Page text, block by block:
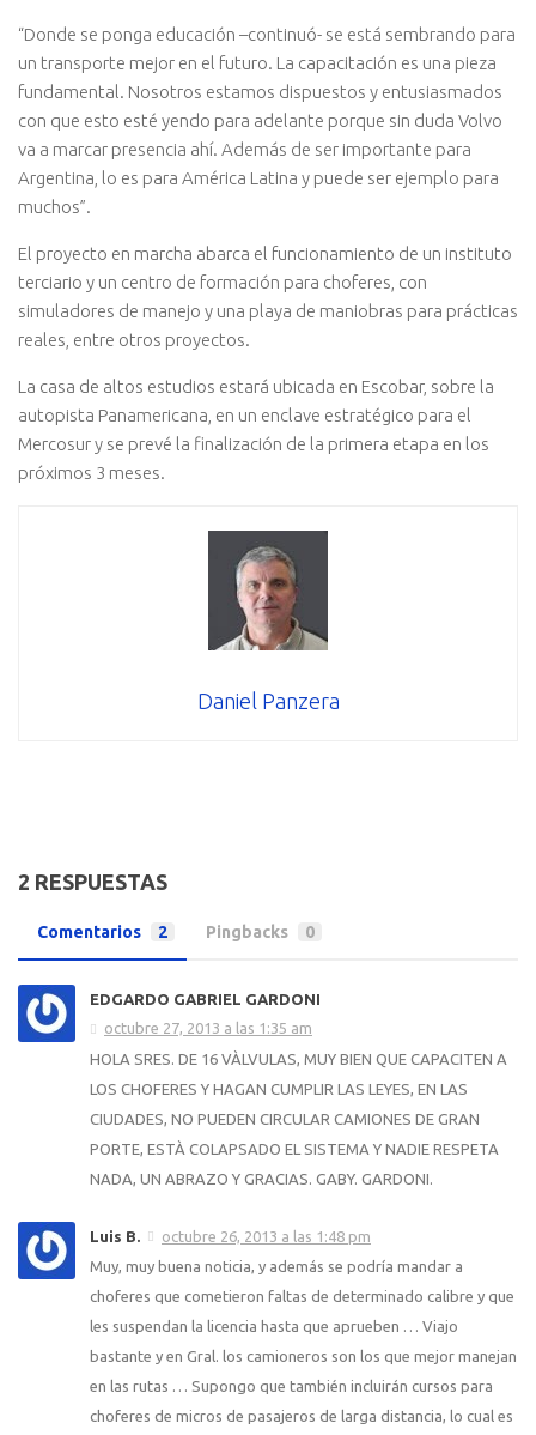
“Donde se ponga educación –continuó- se está sembrando para
un transporte mejor en el futuro. La capacitación es una pieza
fundamental. Nosotros estamos dispuestos y entusiasmados
con que esto esté yendo para adelante porque sin duda Volvo
va a marcar presencia ahí. Además de ser importante para
Argentina, lo es para América Latina y puede ser ejemplo para
muchos”.
El proyecto en marcha abarca el funcionamiento de un instituto
terciario y un centro de formación para choferes, con
simuladores de manejo y una playa de maniobras para prácticas
reales, entre otros proyectos.
La casa de altos estudios estará ubicada en Escobar, sobre la
autopista Panamericana, en un enclave estratégico para el
Mercosur y se prevé la finalización de la primera etapa en los
próximos 3 meses.
Daniel Panzera
2 RESPUESTAS
Comentarios 2 Pingbacks 0
EDGARDO GABRIEL GARDONI
octubre 27, 2013 a las 1:35 am
HOLA SRES. DE 16 VÀLVULAS, MUY BIEN QUE CAPACITEN A
LOS CHOFERES Y HAGAN CUMPLIR LAS LEYES, EN LAS
CIUDADES, NO PUEDEN CIRCULAR CAMIONES DE GRAN
PORTE, ESTÀ COLAPSADO EL SISTEMA Y NADIE RESPETA
NADA, UN ABRAZO Y GRACIAS. GABY. GARDONI.
Luis B.
octubre 26, 2013 a las 1:48 pm
Muy, muy buena noticia, y además se podría mandar a
choferes que cometieron faltas de determinado calibre y que
les suspendan la licencia hasta que aprueben … Viajo
bastante y en Gral. los camioneros son los que mejor manejan
en las rutas … Supongo que también incluirán cursos para
choferes de micros de pasajeros de larga distancia, lo cual es